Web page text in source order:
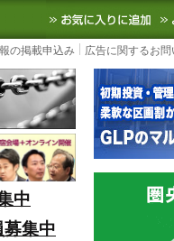
国内外の最新の物流ニ
の掲載申込み 広告に関するお
中
集中